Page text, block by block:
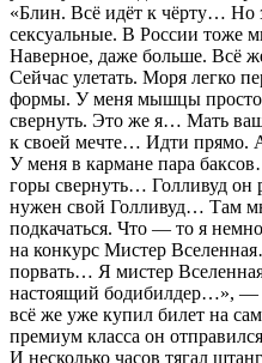
«Блин. Всё идёт к чёрту… Но
сексуальные. В России тоже
Наверное, даже больше. Всё
Сейчас улетать. Моря легко
формы. У меня мышцы
свернуть. Это же я… Мать
к своей мечте… Идти прямо.
У меня в кармане пара
горы свернуть… Голливуд
нужен свой Голливуд… Там
подкачаться. Что — то я
на конкурс Мистер
порвать… Я мистер
настоящий бодибилдер…», —
всё же уже купил билет на
премиум класса он
И несколько часов тягал